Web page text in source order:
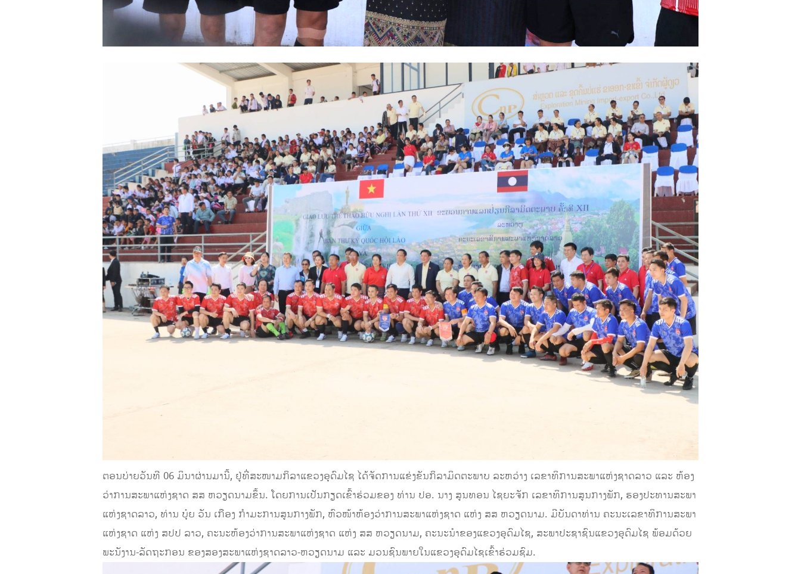
ຕອນບ່າຍວັນທີ 06 ມິນາຜ່ານມານີ້, ຢູ່ທີ່ສະໜາມກິລາແຂວງອຸດົມໄຊ ໄດ້ຈັດການແຂ່ງຂັນກິລາມິດຕະພາບ ລະຫວ່າງ ເລຂາທິການສະພາແຫ່ງຊາດລາວ ແລະ ຫ້ອງ
ວ່າການສະພາແຫ່ງຊາດ ສສ ຫວຽດນາມຂຶ້ນ. ໂດຍການເປັນກຽດເຂົ້າຮ່ວມຂອງ ທ່ານ ປອ. ນາງ ສູນທອນ ໄຊຍະຈັກ ເລຂາທິການສູນກາງພັກ, ຮອງປະທານສະພາ
ແຫ່ງຊາດລາວ, ທ່ານ ບຸ໋ຍ ວັນ ເກືອງ ກຳມະການສູນກາງພັກ, ຫົວໜ້າຫ້ອງວ່າການສະພາແຫ່ງຊາດ ແຫ່ງ ສສ ຫວຽດນາມ. ມີບັນດາທ່ານ ຄະນະເລຂາທິການສະພາ
ແຫ່ງຊາດ ແຫ່ງ ສປປ ລາວ, ຄະນະຫ້ອງວ່າການສະພາແຫ່ງຊາດ ແຫ່ງ ສສ ຫວຽດນາມ, ຄະນະນໍາຂອງແຂວງອຸດົມໄຊ, ສະພາປະຊາຊົນແຂວງອຸດົມໄຊ ພ້ອມດ້ວຍ
ພະນັງານ-ລັດຖະກອນ ຂອງສອງສະພາແຫ່ງຊາດລາວ-ຫວຽດນາມ ແລະ ມວນຊົນພາຍໃນແຂວງອຸດົມໄຊເຂົ້າຮ່ວມຊົມ.